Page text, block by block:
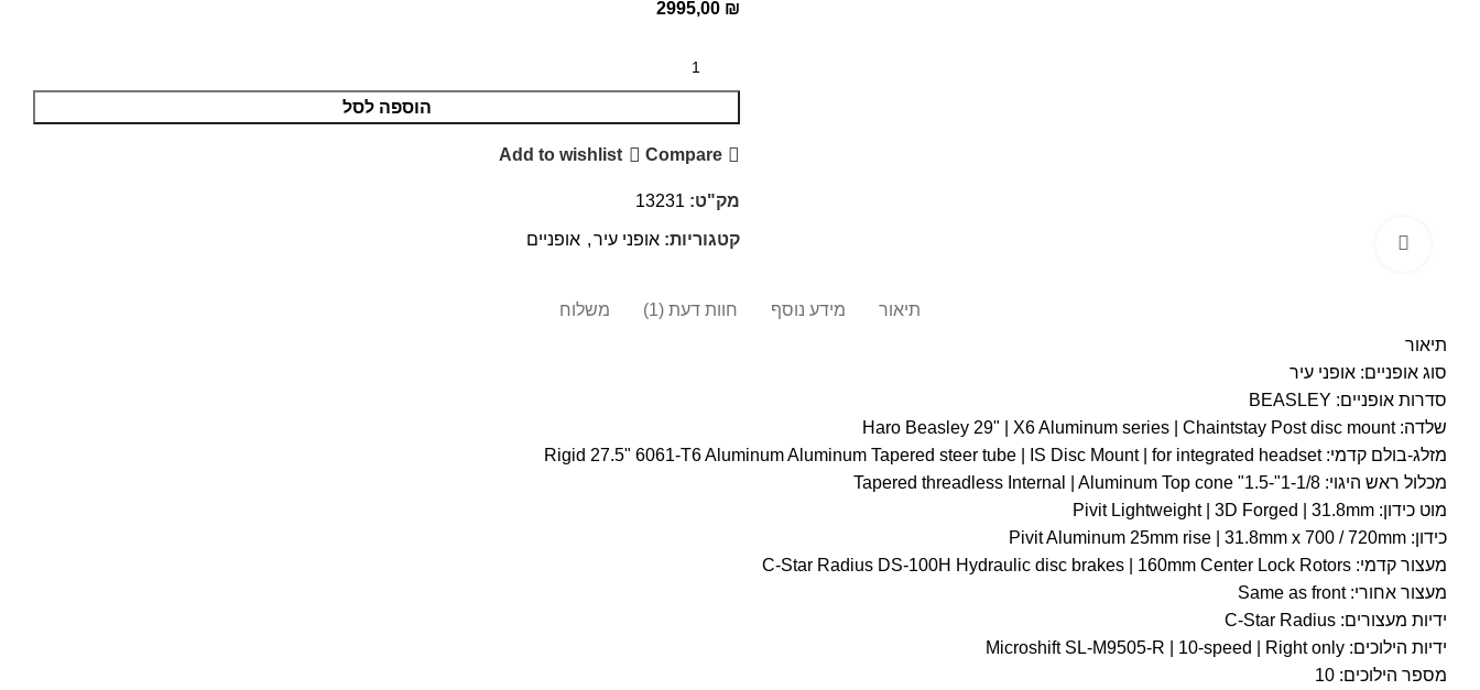
2995,00 ₪
הוספה לסל
Compare
Add to wishlist
מק"ט: 13231
קטגוריות: אופני עיר, אופניים
תיאור מידע נוסף חוות דעת (1)
משלוח
תיאור
סוג אופניים: אופני עיר
סדרות אופניים: BEASLEY
שלדה: Haro Beasley 29" | X6 Aluminum series | Chaintstay Post disc mount
מזלג-בולם קדמי: Rigid 27.5" 6061-T6 Aluminum Aluminum Tapered steer tube | IS Disc Mount | for integrated headset
מכלול ראש היגוי: 1-1/8"-1.5" Tapered threadless Internal | Aluminum Top cone
מוט כידון: Pivit Lightweight | 3D Forged | 31.8mm
כידון: Pivit Aluminum 25mm rise | 31.8mm x 700 / 720mm
מעצור קדמי: C-Star Radius DS-100H Hydraulic disc brakes | 160mm Center Lock Rotors
מעצור אחורי: Same as front
ידיות מעצורים: C-Star Radius
ידיות הילוכים: Microshift SL-M9505-R | 10-speed | Right only
מספר הילוכים: 10